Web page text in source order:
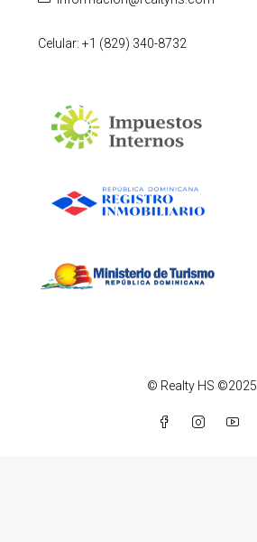
Celular: +1 (829) 340-8732
© Realty HS ©2025